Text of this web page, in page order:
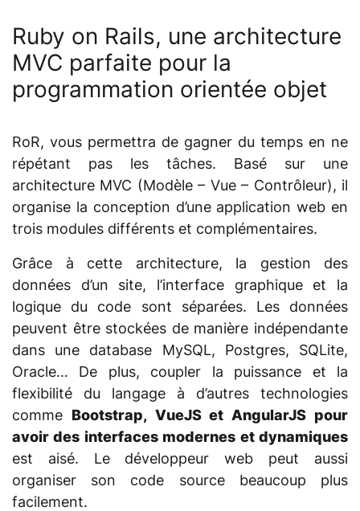
Ruby on Rails, une architecture
MVC parfaite pour la
programmation orientée objet
RoR, vous permettra de gagner du temps en ne
répétant pas les tâches. Basé sur une
architecture MVC (Modèle – Vue – Contrôleur), il
organise la conception d’une application web en
trois modules différents et complémentaires.
Grâce à cette architecture, la gestion des
données d’un site, l’interface graphique et la
logique du code sont séparées. Les données
peuvent être stockées de manière indépendante
dans une database MySQL, Postgres, SQLite,
Oracle… De plus, coupler la puissance et la
flexibilité du langage à d’autres technologies
comme Bootstrap, VueJS et AngularJS pour
avoir des interfaces modernes et dynamiques
est aisé. Le développeur web peut aussi
organiser son code source beaucoup plus
facilement.